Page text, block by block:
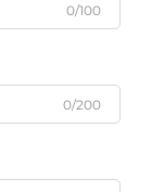
0/100
0/200